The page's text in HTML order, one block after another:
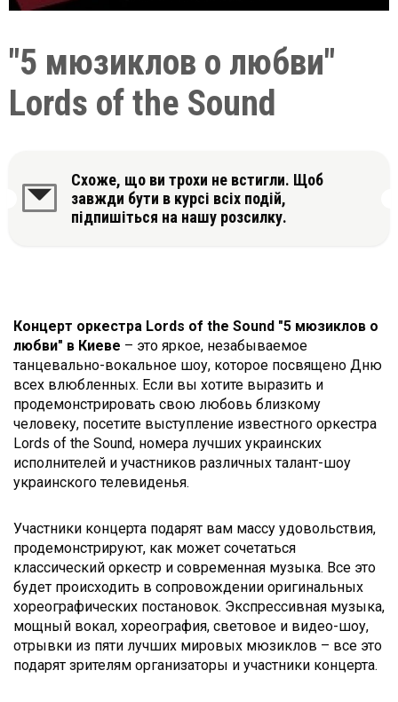
"5 мюзиклов о любви"
Lords of the Sound
Схоже, що ви трохи не встигли. Щоб
завжди бути в курсі всіх подій,
підпишіться на нашу розсилку.
Концерт оркестра Lords of the Sound "5 мюзиклов о
любви" в Киеве – это яркое, незабываемое
танцевально-вокальное шоу, которое посвящено Дню
всех влюбленных. Если вы хотите выразить и
продемонстрировать свою любовь близкому
человеку, посетите выступление известного оркестра
Lords of the Sound, номера лучших украинских
исполнителей и участников различных талант-шоу
украинского телевиденья.
Участники концерта подарят вам массу удовольствия,
продемонстрируют, как может сочетаться
классический оркестр и современная музыка. Все это
будет происходить в сопровождении оригинальных
хореографических постановок. Экспрессивная музыка,
мощный вокал, хореография, световое и видео-шоу,
отрывки из пяти лучших мировых мюзиклов – все это
подарят зрителям организаторы и участники концерта.